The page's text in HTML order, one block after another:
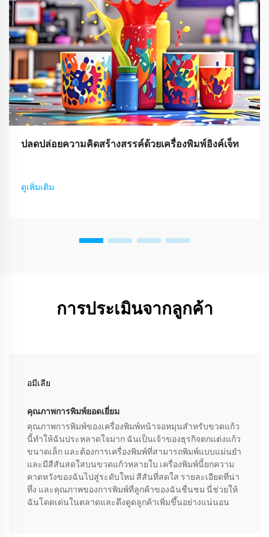
ปลดปล่อยความคิดสร้างสรรค์ด้วยเครื่องพิมพ์อิงค์เจ็ท
ดูเพิ่มเติม
การประเมินจากลูกค้า
อมีเลีย
คุณภาพการพิมพ์ยอดเยี่ยม
คุณภาพการพิมพ์ของเครื่องพิมพ์หน้าจอหมุนสำหรับขวดแก้ว
นี้ทำให้ฉันประหลาดใจมาก ฉันเป็นเจ้าของธุรกิจตกแต่งแก้ว
ขนาดเล็ก และต้องการเครื่องพิมพ์ที่สามารถพิมพ์แบบแม่นยำ
และมีสีสันสดใสบนขวดแก้วหลายใบ เครื่องพิมพ์นี้ยกความ
คาดหวังของฉันไปสู่ระดับใหม่ สีสันที่สดใส รายละเอียดที่น่า
ทึ่ง และคุณภาพของการพิมพ์ที่ลูกค้าของฉันชื่นชม นี่ช่วยให้
ฉันโดดเด่นในตลาดและดึงดูดลูกค้าเพิ่มขึ้นอย่างแน่นอน